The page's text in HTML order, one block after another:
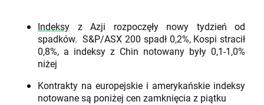
Indeksy z Azji rozpoczęły nowy tydzień od
spadków. S&P/ASX 200 spadł 0,2%, Kospi stracił
0,8%, a indeksy z Chin notowany były 0,1-1,0%
niżej
Kontrakty na europejskie i amerykańskie indeksy
notowane są poniżej cen zamknięcia z piątku